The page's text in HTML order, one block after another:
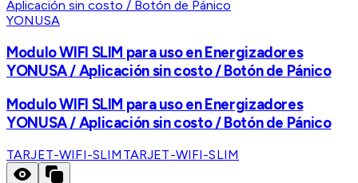
YONUSA
Modulo WIFI SLIM para uso en Energizadores
YONUSA / Aplicación sin costo / Botón de Pánico
Modulo WIFI SLIM para uso en Energizadores
YONUSA / Aplicación sin costo / Botón de Pánico
TARJET-WIFI-SLIM TARJET-WIFI-SLIM